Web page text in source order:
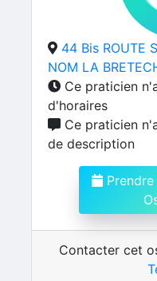
44 Bis ROUTE
NOM LA
Ce praticien
d'horaires
Ce praticien
de description
Prendre
Contacter cet